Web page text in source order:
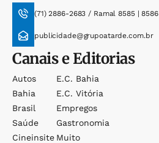
(71) 2886-2683 / Ramal 8585 | 8586
publicidade@grupoatarde.com.br
Canais e Editorias
Autos
Bahia
Brasil
Saúde
Cineinsite
E.c. Bahia
E.c. Vitória
Empregos
Gastronomia
Muito